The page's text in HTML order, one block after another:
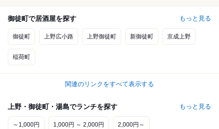
御徒町で居酒屋を探す もっと見る
御徒町 上野広小路 上野御徒町 新御徒町 京成上野
稲荷町
関連のリンクをすべて表示する
上野・御徒町・湯島でランチを探す もっと見る
～1,000円 1,000円 ～ 2,000円 2,000円～